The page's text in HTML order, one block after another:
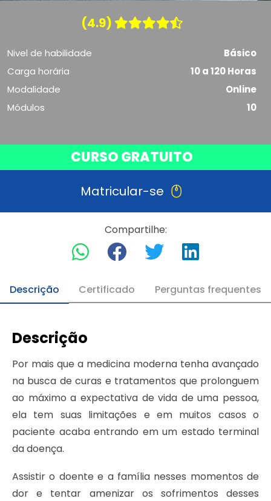
(4.9)
Nivel de habilidade
Básico
Carga horária
10 a 120 Horas
Modalidade
Online
Módulos
10
CURSO GRATUITO
Matricular-se
Compartilhe:
Descrição Certificado Perguntas frequentes
Descrição
Por mais que a medicina moderna tenha avançado
na busca de curas e tratamentos que prolonguem
ao máximo a expectativa de vida de uma pessoa,
ela tem suas limitações e em muitos casos o
paciente acaba entrando em um estado terminal
da doença.
Assistir o doente e a família nesses momentos de
dor e tentar amenizar os sofrimentos desses